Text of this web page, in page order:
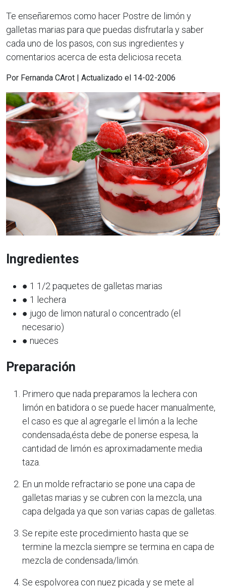
Te enseñaremos como hacer Postre de limón y
galletas marias para que puedas disfrutarla y saber
cada uno de los pasos, con sus ingredientes y
comentarios acerca de esta deliciosa receta.
Por Fernanda CArot | Actualizado el 14-02-2006
Ingredientes
● 1 1/2 paquetes de galletas marias
● 1 lechera
● jugo de limon natural o concentrado (el
necesario)
● nueces
Preparación
Primero que nada preparamos la lechera con
limón en batidora o se puede hacer manualmente,
el caso es que al agregarle el limón a la leche
condensada,ésta debe de ponerse espesa, la
cantidad de limón es aproximadamente media
taza.
En un molde refractario se pone una capa de
galletas marias y se cubren con la mezcla, una
capa delgada ya que son varias capas de galletas.
Se repite este procedimiento hasta que se
termine la mezcla siempre se termina en capa de
mezcla de condensada/limón.
Se espolvorea con nuez picada y se mete al